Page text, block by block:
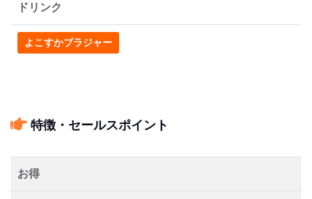
ドリンク
よこすかブラジャー
特徴・セールスポイント
お得